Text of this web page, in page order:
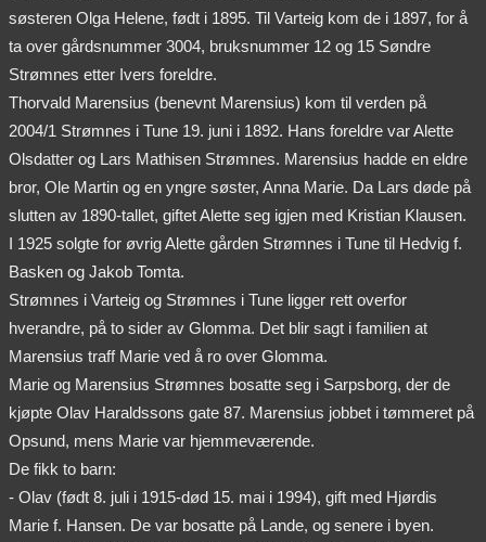
søsteren Olga Helene, født i 1895. Til Varteig kom de i 1897, for å
ta over gårdsnummer 3004, bruksnummer 12 og 15 Søndre
Strømnes etter Ivers foreldre.
Thorvald Marensius (benevnt Marensius) kom til verden på
2004/1 Strømnes i Tune 19. juni i 1892. Hans foreldre var Alette
Olsdatter og Lars Mathisen Strømnes. Marensius hadde en eldre
bror, Ole Martin og en yngre søster, Anna Marie. Da Lars døde på
slutten av 1890-tallet, giftet Alette seg igjen med Kristian Klausen.
I 1925 solgte for øvrig Alette gården Strømnes i Tune til Hedvig f.
Basken og Jakob Tomta.
Strømnes i Varteig og Strømnes i Tune ligger rett overfor
hverandre, på to sider av Glomma. Det blir sagt i familien at
Marensius traff Marie ved å ro over Glomma.
Marie og Marensius Strømnes bosatte seg i Sarpsborg, der de
kjøpte Olav Haraldssons gate 87. Marensius jobbet i tømmeret på
Opsund, mens Marie var hjemmeværende.
De fikk to barn:
- Olav (født 8. juli i 1915-død 15. mai i 1994), gift med Hjørdis
Marie f. Hansen. De var bosatte på Lande, og senere i byen.